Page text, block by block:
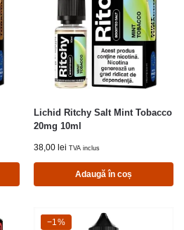
Lichid Ritchy Salt Mint Tobacco
20mg 10ml
38,00 lei TVA inclus
Adaugă în coș
-1%
−1%